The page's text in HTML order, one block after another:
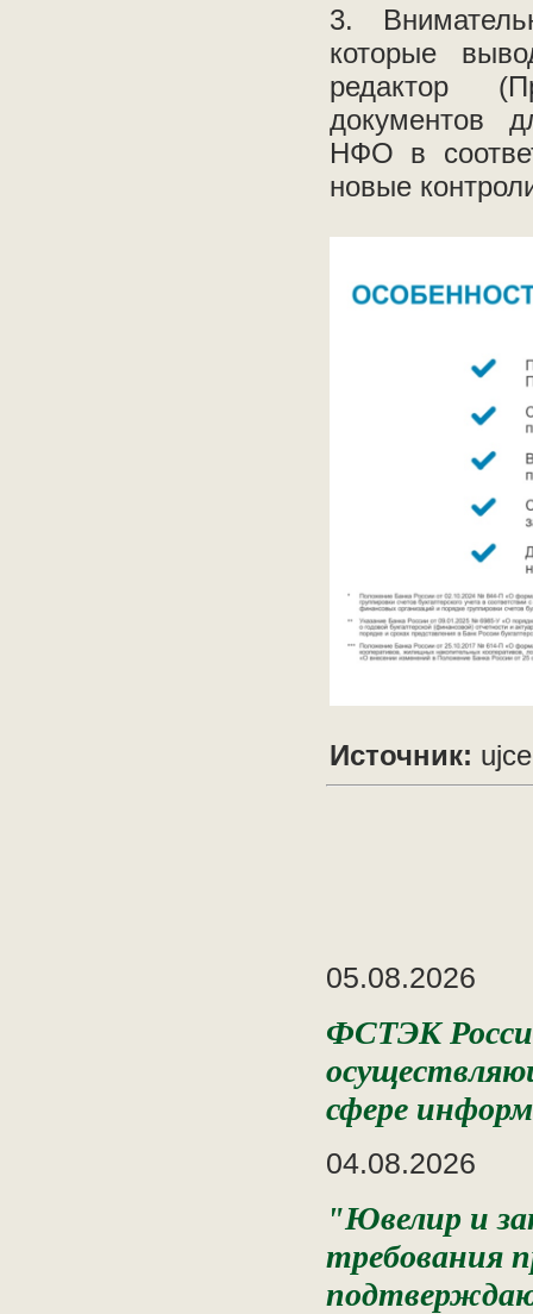
3.
которые
редактор
документов
НФО в
новые
Источник:
05.08.2026
ФСТЭК
сфере
04.08.2026
"Ювелир и
требования